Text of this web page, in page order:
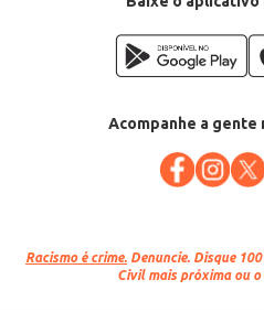
Acompanhe a gente
Racismo é crime. Denuncie. Disque
Civil mais próxima ou